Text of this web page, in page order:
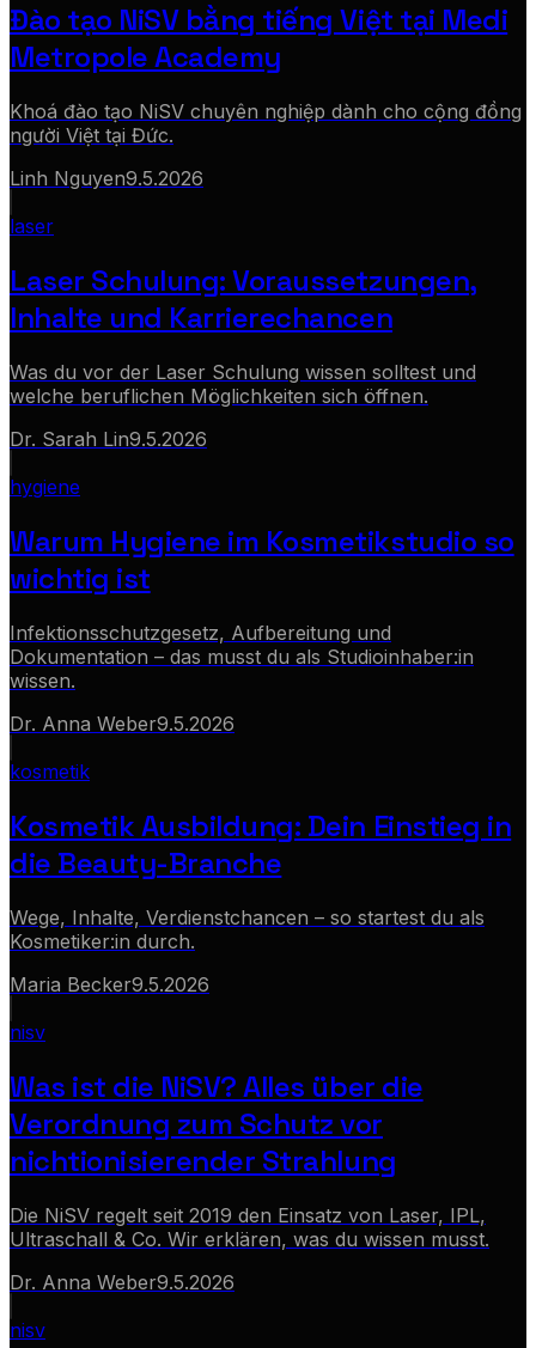
Đào tạo NiSV bằng tiếng Việt tại Medi
Metropole Academy
Khoá đào tạo NiSV chuyên nghiệp dành cho cộng đồng
người Việt tại Đức.
Linh Nguyen9.5.2026
laser
Laser Schulung: Voraussetzungen,
Inhalte und Karrierechancen
Was du vor der Laser Schulung wissen solltest und
welche beruflichen Möglichkeiten sich öffnen.
Dr. Sarah Lin9.5.2026
hygiene
Warum Hygiene im Kosmetikstudio so
wichtig ist
Infektionsschutzgesetz, Aufbereitung und
Dokumentation – das musst du als Studioinhaber:in
wissen.
Dr. Anna Weber9.5.2026
kosmetik
Kosmetik Ausbildung: Dein Einstieg in
die Beauty-Branche
Wege, Inhalte, Verdienstchancen – so startest du als
Kosmetiker:in durch.
Maria Becker9.5.2026
nisv
Was ist die NiSV? Alles über die
Verordnung zum Schutz vor
nichtionisierender Strahlung
Die NiSV regelt seit 2019 den Einsatz von Laser, IPL,
Ultraschall & Co. Wir erklären, was du wissen musst.
Dr. Anna Weber9.5.2026
nisv